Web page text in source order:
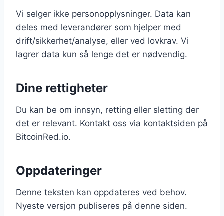
Vi selger ikke personopplysninger. Data kan
deles med leverandører som hjelper med
drift/sikkerhet/analyse, eller ved lovkrav. Vi
lagrer data kun så lenge det er nødvendig.
Dine rettigheter
Du kan be om innsyn, retting eller sletting der
det er relevant. Kontakt oss via kontaktsiden på
BitcoinRed.io.
Oppdateringer
Denne teksten kan oppdateres ved behov.
Nyeste versjon publiseres på denne siden.